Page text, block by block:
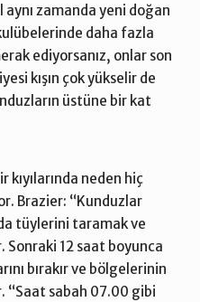
zamanda yeni doğan
daha fazla
ediyorsanız, onlar son
kışın çok yükselir de
üstüne bir kat
neden hiç
Brazier: “Kunduzlar
tüylerini taramak ve
Sonraki 12 saat boyunca
bırakır ve bölgelerinin
“Saat sabah 07.00 gibi